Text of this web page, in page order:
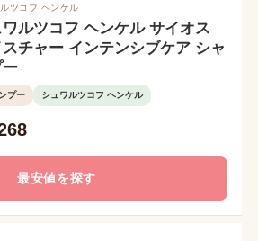
ツコフ ヘンケル
ワルツコフ ヘンケル サイオス
スチャー インテンシブケア シャ
ー
プー シュワルツコフ ヘンケル
最安値を探す